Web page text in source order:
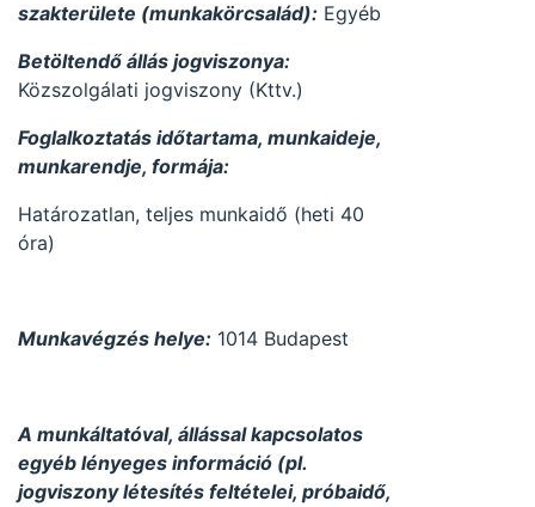
szakterülete (munkakörcsalád): Egyéb
Betöltendő állás jogviszonya:
Közszolgálati jogviszony (Kttv.)
Foglalkoztatás időtartama, munkaideje,
munkarendje, formája:
Határozatlan, teljes munkaidő (heti 40
óra)
Munkavégzés helye: 1014 Budapest
A munkáltatóval, állással kapcsolatos
egyéb lényeges információ (pl.
jogviszony létesítés feltételei, próbaidő,